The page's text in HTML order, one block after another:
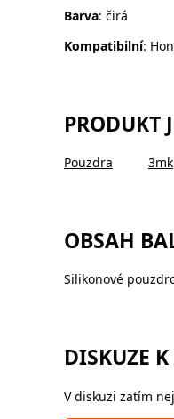
Barva: čirá
Kompatibilní:
PRODUKT
Pouzdra 3mk
OBSAH
Silikonové
DISKUZE
V diskuzi zatím